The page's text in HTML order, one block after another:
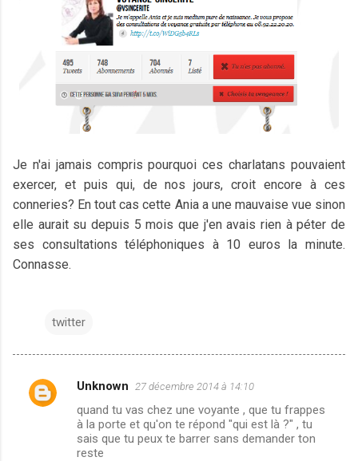
Je n'ai jamais compris pourquoi ces charlatans pouvaient
exercer, et puis qui, de nos jours, croit encore à ces
conneries? En tout cas cette Ania a une mauvaise vue sinon
elle aurait su depuis 5 mois que j'en avais rien à péter de
ses consultations téléphoniques à 10 euros la minute.
Connasse.
twitter
C
Unknown 27 décembre 2014 à 14:10
quand tu vas chez une voyante , que tu frappes
à la porte et qu'on te répond "qui est là ?" , tu
sais que tu peux te barrer sans demander ton
reste